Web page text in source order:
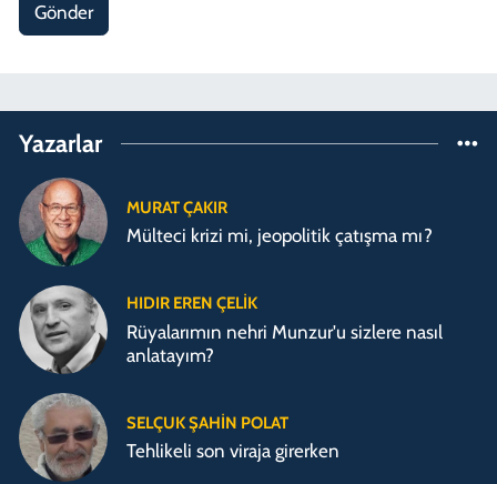
Gönder
Yazarlar
MURAT ÇAKIR
Mülteci krizi mi, jeopolitik çatışma mı?
HIDIR EREN ÇELIK
Rüyalarımın nehri Munzur'u sizlere nasıl
anlatayım?
SELÇUK ŞAHIN POLAT
Tehlikeli son viraja girerken